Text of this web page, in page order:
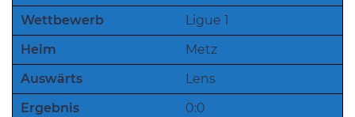
Wettbewerb
Ligue 1
Heim
Metz
Auswärts
Lens
Ergebnis
0:0